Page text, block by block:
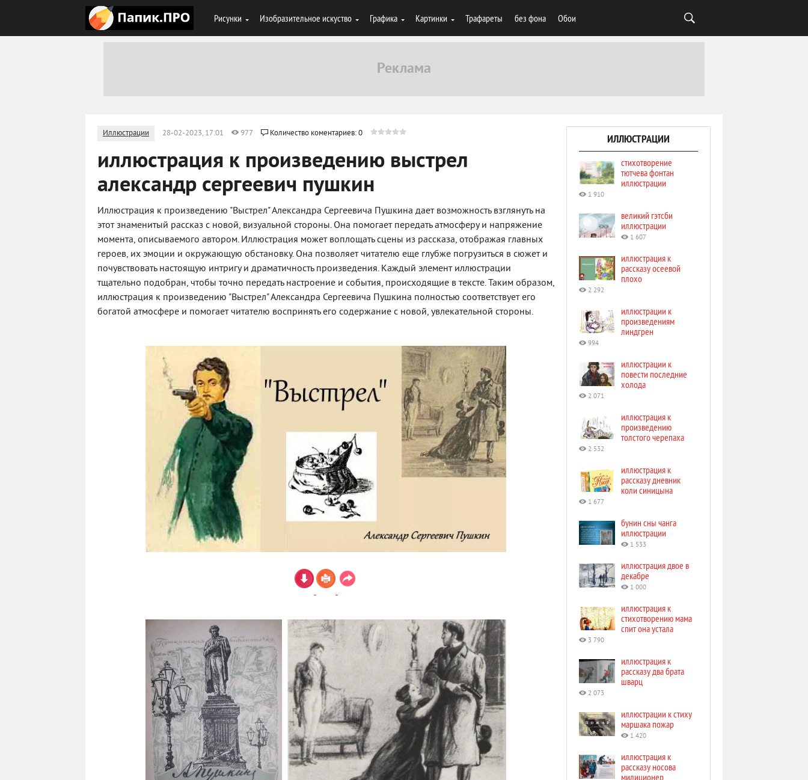
Рисунки Изобразительное искуство Графика Картинки Трафареты без фона Обои
Иллюстрации 28-02-2023, 17:01 977 Количество коментариев: 0
иллюстрация к произведению выстрел
александр сергеевич пушкин
Иллюстрация к произведению "Выстрел" Александра Сергеевича Пушкина дает возможность взглянуть на
этот знаменитый рассказ с новой, визуальной стороны. Она помогает передать атмосферу и напряжение
момента, описываемого автором. Иллюстрация может воплощать сцены из рассказа, отображая главных
героев, их эмоции и окружающую обстановку. Она позволяет читателю еще глубже погрузиться в сюжет и
почувствовать настоящую интригу и драматичность произведения. Каждый элемент иллюстрации
тщательно подобран, чтобы точно передать настроение и события, происходящие в тексте. Таким образом,
иллюстрация к произведению "Выстрел" Александра Сергеевича Пушкина полностью соответствует его
богатой атмосфере и помогает читателю воспринять его содержание с новой, увлекательной стороны.
ИЛЛЮСТРАЦИИ
стихотворение
тютчева фонтан
иллюстрации
1 910
великий гэтсби
иллюстрации
1 607
иллюстрация к
рассказу осеевой
плохо
2 292
иллюстрации к
произведениям
линдгрен
994
иллюстрации к
повести последние
холода
2 071
иллюстрация к
произведению
толстого черепаха
2 532
иллюстрация к
рассказу дневник
коли синицына
1 677
бунин сны чанга
иллюстрации
1 533
иллюстрация двое в
декабре
1 000
иллюстрация к
стихотворению мама
спит она устала
3 790
иллюстрация к
рассказу два брата
шварц
2 073
иллюстрации к стиху
маршака пожар
1 420
иллюстрация к
рассказу носова
милиционер